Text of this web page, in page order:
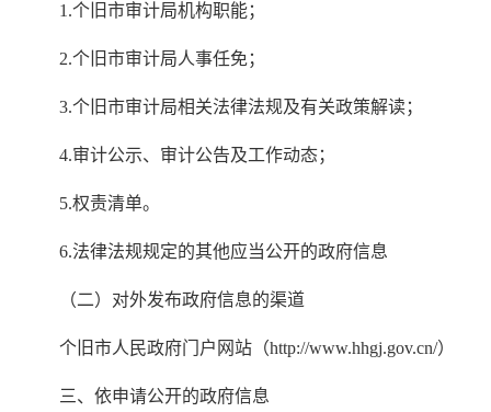
1.个旧市审计局机构职能；
2.个旧市审计局人事任免；
3.个旧市审计局相关法律法规及有关政策解读；
4.审计公示、审计公告及工作动态；
5.权责清单。
6.法律法规规定的其他应当公开的政府信息
（二）对外发布政府信息的渠道
个旧市人民政府门户网站（http://www.hhgj.gov.cn/）
三、依申请公开的政府信息